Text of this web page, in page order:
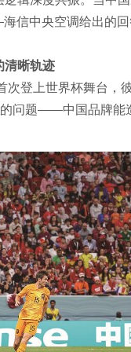
信中央空调给出的
清晰轨迹
次登上世界杯舞台，
的问题——中国品牌